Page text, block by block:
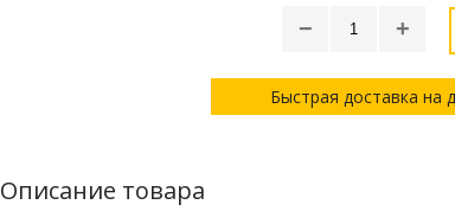
− +
Быстрая доставка на
Описание товара